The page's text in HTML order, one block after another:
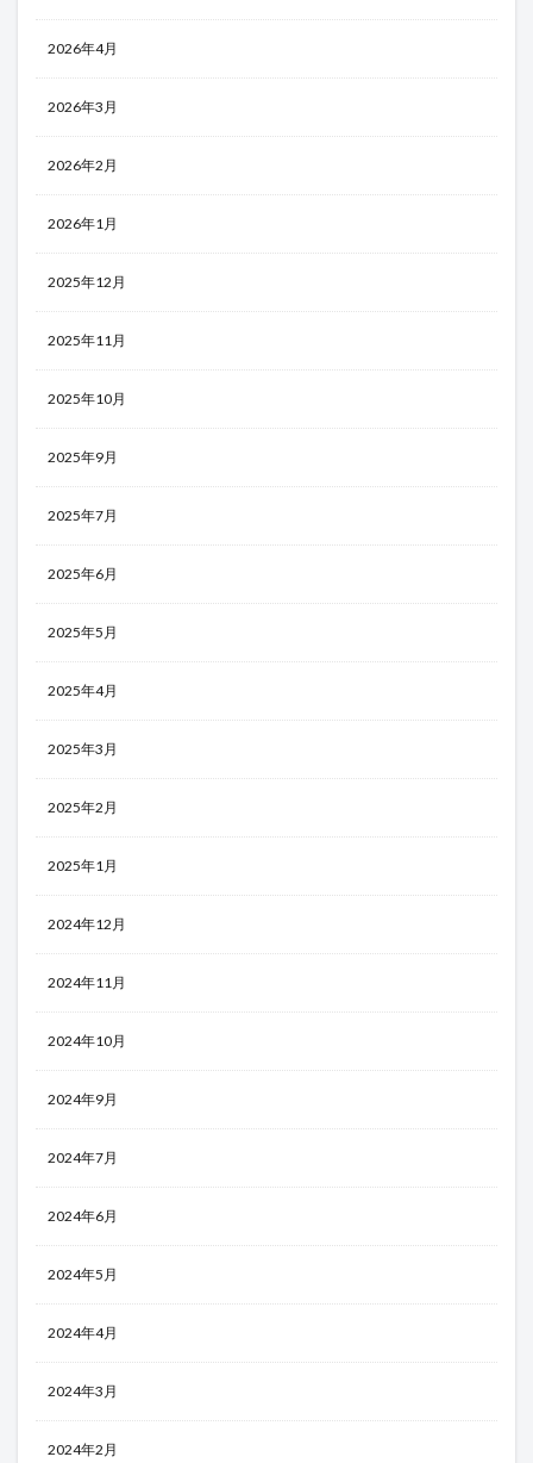
2026年4月
2026年3月
2026年2月
2026年1月
2025年12月
2025年11月
2025年10月
2025年9月
2025年7月
2025年6月
2025年5月
2025年4月
2025年3月
2025年2月
2025年1月
2024年12月
2024年11月
2024年10月
2024年9月
2024年7月
2024年6月
2024年5月
2024年4月
2024年3月
2024年2月